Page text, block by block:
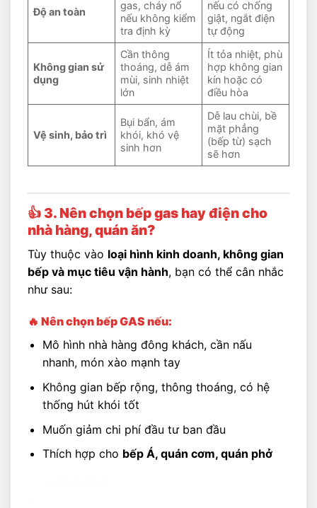
Độ an toàn
gas, cháy nổ
nếu không kiểm
tra định kỳ
nếu có chống
giật, ngắt điện
tự động
Không gian sử
dụng
Cần thông
thoáng, dễ ám
mùi, sinh nhiệt
lớn
Ít tỏa nhiệt, phù
hợp không gian
kín hoặc có
điều hòa
Vệ sinh, bảo trì
Bụi bẩn, ám
khói, khó vệ
sinh hơn
Dễ lau chùi, bề
mặt phẳng
(bếp từ) sạch
sẽ hơn
👍 3. Nên chọn bếp gas hay điện cho
nhà hàng, quán ăn?
Tùy thuộc vào loại hình kinh doanh, không gian
bếp và mục tiêu vận hành, bạn có thể cân nhắc
như sau:
🔥 Nên chọn bếp GAS nếu:
Mô hình nhà hàng đông khách, cần nấu
nhanh, món xào mạnh tay
Không gian bếp rộng, thông thoáng, có hệ
thống hút khói tốt
Muốn giảm chi phí đầu tư ban đầu
Thích hợp cho bếp Á, quán cơm, quán phở